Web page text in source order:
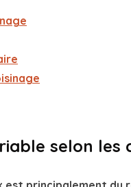
selon les
par des